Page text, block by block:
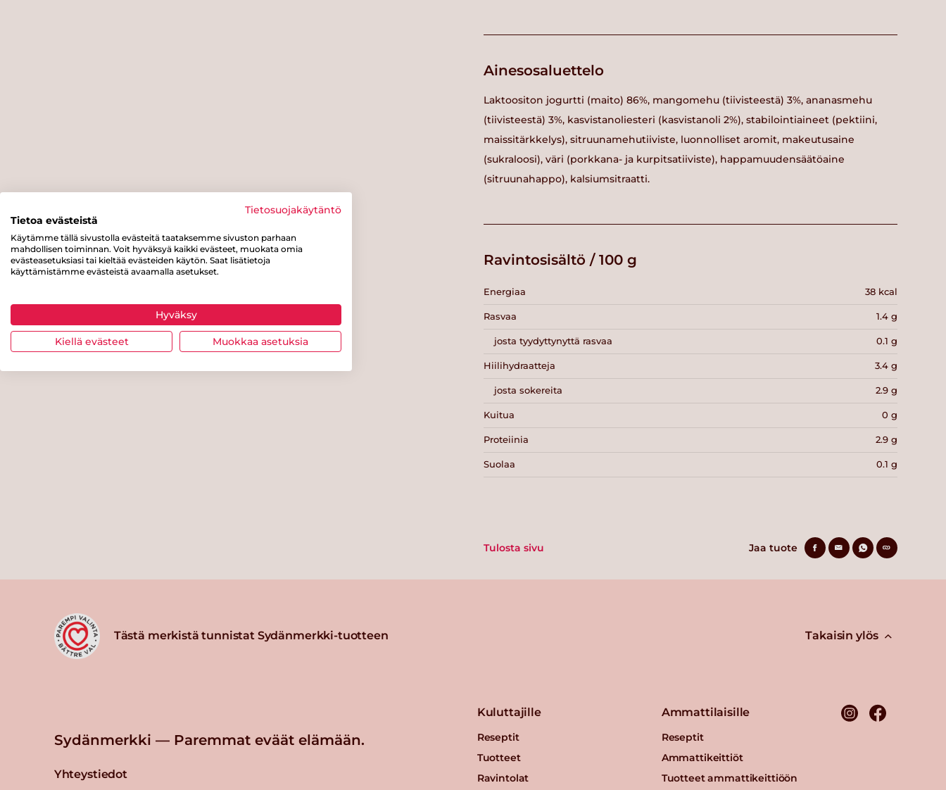
Ainesosaluettelo
Laktoositon jogurtti (maito) 86%, mangomehu (tiivisteestä) 3%, ananasmehu
(tiivisteestä) 3%, kasvistanoliesteri (kasvistanoli 2%), stabilointiaineet (pektiini,
maissitärkkelys), sitruunamehutiiviste, luonnolliset aromit, makeutusaine
(sukraloosi), väri (porkkana- ja kurpitsatiiviste), happamuudensäätöaine
(sitruunahappo), kalsiumsitraatti.
Ravintosisältö / 100 g
Energiaa 38 kcal
Rasvaa 1.4 g
josta tyydyttynyttä rasvaa 0.1 g
Hiilihydraatteja 3.4 g
josta sokereita 2.9 g
Kuitua 0 g
Proteiinia 2.9 g
Suolaa 0.1 g
Tulosta sivu Jaa tuote
Tästä merkistä tunnistat Sydänmerkki-tuotteen Takaisin ylös
Sydänmerkki — Paremmat eväät elämään.
Yhteystiedot
Kuluttajille
Reseptit
Tuotteet
Ravintolat
Ammattilaisille
Reseptit
Ammattikeittiöt
Tuotteet ammattikeittiöön
Tietosuojakäytäntö
Tietoa evästeistä
Käytämme tällä sivustolla evästeitä taataksemme sivuston parhaan
mahdollisen toiminnan. Voit hyväksyä kaikki evästeet, muokata omia
evästeasetuksiasi tai kieltää evästeiden käytön. Saat lisätietoja
käyttämistämme evästeistä avaamalla asetukset.
Hyväksy
Kiellä evästeet Muokkaa asetuksia